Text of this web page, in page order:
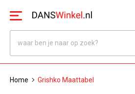
Home Grishko Maattabel